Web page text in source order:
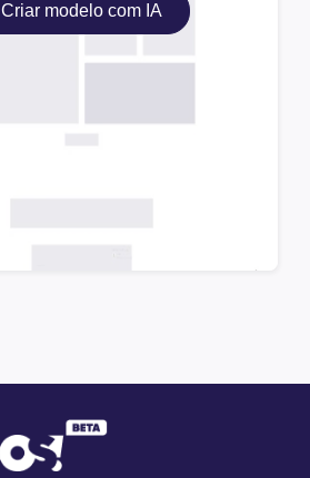
Criar modelo com IA